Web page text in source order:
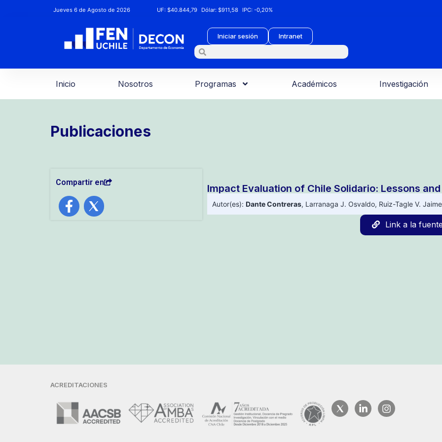
Jueves 6 de Agosto de 2026 UF:$40.844,79 Dólar:$911,58 IPC:-0,20%
Iniciar sesión Intranet
Inicio Nosotros Programas Académicos Investigación
Publicaciones
Compartir en
Impact Evaluation of Chile Solidario: Lessons
Autor(es): Dante Contreras, Larranaga J. Osvaldo, Ruiz-Tagle V. Jaime
Link a la
ACREDITACIONES